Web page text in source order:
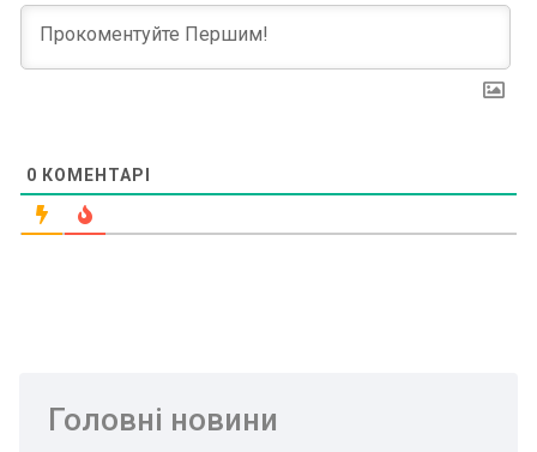
0 КОМЕНТАРІ
Головні новини